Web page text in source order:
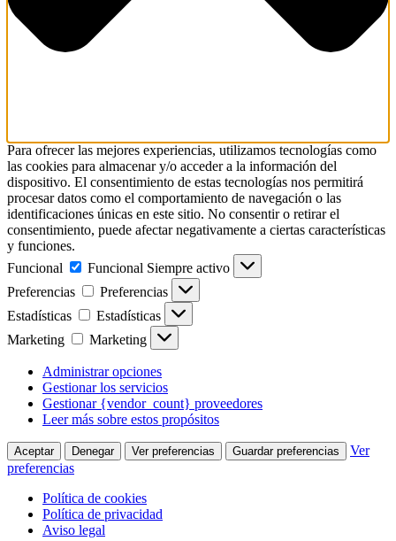
Para ofrecer las mejores experiencias, utilizamos tecnologías como
las cookies para almacenar y/o acceder a la información del
dispositivo. El consentimiento de estas tecnologías nos permitirá
procesar datos como el comportamiento de navegación o las
identificaciones únicas en este sitio. No consentir o retirar el
consentimiento, puede afectar negativamente a ciertas características
y funciones.
Funcional
Funcional Siempre activo
Preferencias
Preferencias
Estadísticas
Estadísticas
Marketing
Marketing
Administrar opciones
Gestionar los servicios
Gestionar {vendor_count} proveedores
Leer más sobre estos propósitos
Aceptar Denegar Ver preferencias Guardar preferencias
Ver
preferencias
Política de cookies
Política de privacidad
Aviso legal